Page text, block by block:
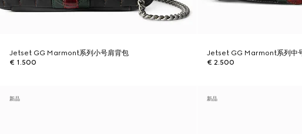
Jetset GG Marmont系列小号肩背包
€ 1.500
Jetset GG Marmont系列中
€ 2.500
新品 新品